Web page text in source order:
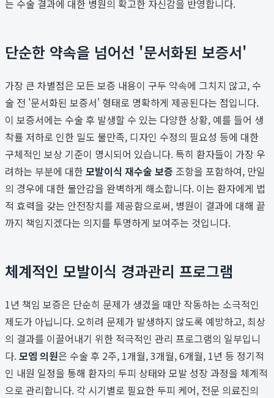
는 수술 결과에 대한 병원의 확고한 자신감을 반영합니다.
단순한 약속을 넘어선 '문서화된 보증서'
가장 큰 차별점은 모든 보증 내용이 구두 약속에 그치지 않고, 수
술 전 '문서화된 보증서' 형태로 명확하게 제공된다는 점입니다.
이 보증서에는 수술 후 발생할 수 있는 다양한 상황, 예를 들어 생
착률 저하로 인한 밀도 불만족, 디자인 수정의 필요성 등에 대한
구체적인 보상 기준이 명시되어 있습니다. 특히 환자들이 가장 우
려하는 부분에 대한 모발이식 재수술 보증 조항을 포함하여, 만일
의 경우에 대한 불안감을 완벽하게 해소합니다. 이는 환자에게 법
적 효력을 갖는 안전장치를 제공함으로써, 병원이 결과에 대해 끝
까지 책임지겠다는 의지를 투명하게 보여주는 것입니다.
체계적인 모발이식 경과관리 프로그램
1년 책임 보증은 단순히 문제가 생겼을 때만 작동하는 소극적인
제도가 아닙니다. 오히려 문제가 발생하지 않도록 예방하고, 최상
의 결과를 이끌어내기 위한 적극적인 관리 프로그램의 일부입니
다.모엠 의원은 수술 후 2주, 1개월, 3개월, 6개월, 1년 등 정기적
인 내원 일정을 통해 환자의 두피 상태와 모발 성장 과정을 체계적
으로 관리합니다. 각 시기별로 필요한 두피 케어, 전문 의료진의